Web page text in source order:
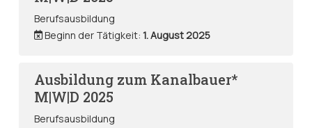
Berufsausbildung
Beginn der Tätigkeit: 1. August 2025
Ausbildung zum Kanalbauer*
M|W|D 2025
Berufsausbildung